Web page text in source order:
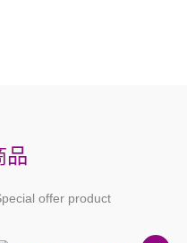
品
offer product